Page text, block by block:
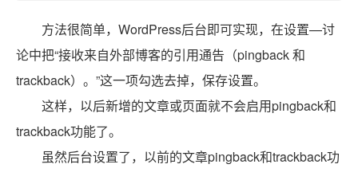
方法很简单，WordPress后台即可实现，在设置—讨
论中把“接收来自外部博客的引用通告（pingback 和
trackback）。”这一项勾选去掉，保存设置。
这样，以后新增的文章或页面就不会启用pingback和
trackback功能了。
虽然后台设置了，以前的文章pingback和trackback功